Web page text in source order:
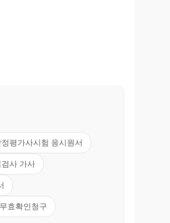
정평가사시험 응시원서
사 가사
효확인청구